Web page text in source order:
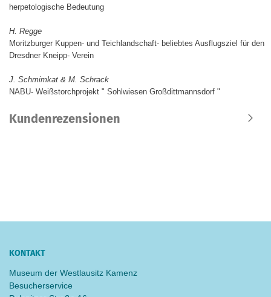
herpetologische Bedeutung
H. Regge
Moritzburger Kuppen- und Teichlandschaft- beliebtes Ausflugsziel für den
Dresdner Kneipp- Verein
J. Schmimkat & M. Schrack
NABU- Weißstorchprojekt " Sohlwiesen Großdittmannsdorf "
Kundenrezensionen
KONTAKT
Museum der Westlausitz Kamenz
Besucherservice